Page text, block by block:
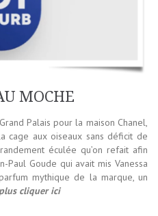
MOCHE
Palais pour la maison Chanel,
cage aux oiseaux sans déficit de
éculée qu’on refait afin
Goude qui avait mis Vanessa
mythique de la marque, un
cliquer ici